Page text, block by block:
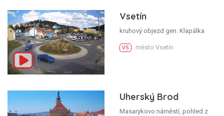
Vsetín
kruhový objezd gen. Klapálka
VS město Vsetín
Uherský Brod
Masarykovo náměstí, pohled z